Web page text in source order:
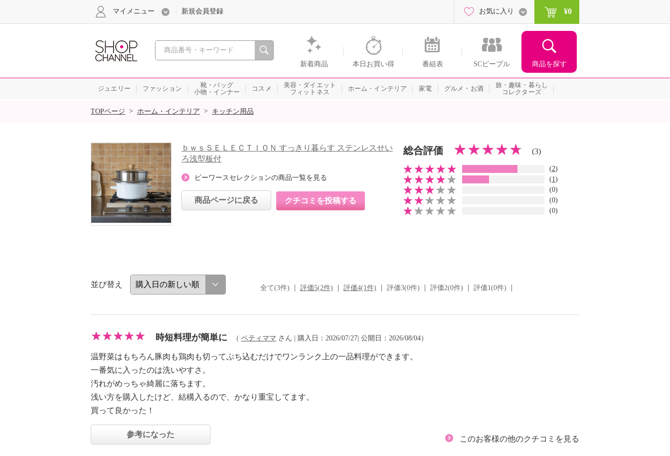
心おどる、瞬間を。通販・テレビショッピングのショップチャンネル
新着商品 本日お買い得 番組表 SCピープル 商品を探す
マイメニュー 新規会員登録 お気に入り ¥0
ジュエリー ファッション
靴・バッグ
小物・インナー
コスメ
美容・ダイエット
フィットネス
ホーム・インテリア 家電 グルメ・お酒
旅・趣味・暮らし
コレクターズ
SALE
TOPページ > ホーム・インテリア > キッチン用品
ｂｗｓＳＥＬＥＣＴＩＯＮ すっきり暮らす ステンレスせい
ろ浅型板付
ビーワースセレクションの商品一覧を見る
商品ページに戻る クチコミを投稿する
総合評価 (3)
(2)
(1 )
(0)
(0)
(0)
並び替え 全て(3件) 評価5(2件) 評価4(1件) 評価3(0件) 評価2(0件) 評価1(0件)
時短料理が簡単に （ ベティママ さん | 購入日：2026/07/27| 公開日：2026/08/04）
温野菜はもちろん豚肉も鶏肉も切ってぶち込むだけでワンランク上の一品料理ができます。
一番気に入ったのは洗いやすさ。
汚れがめっちゃ綺麗に落ちます。
浅い方を購入したけど、結構入るので、かなり重宝してます。
買って良かった！
参考になった
このお客様の他のクチコミを見る